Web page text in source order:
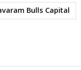
Bulls Capital